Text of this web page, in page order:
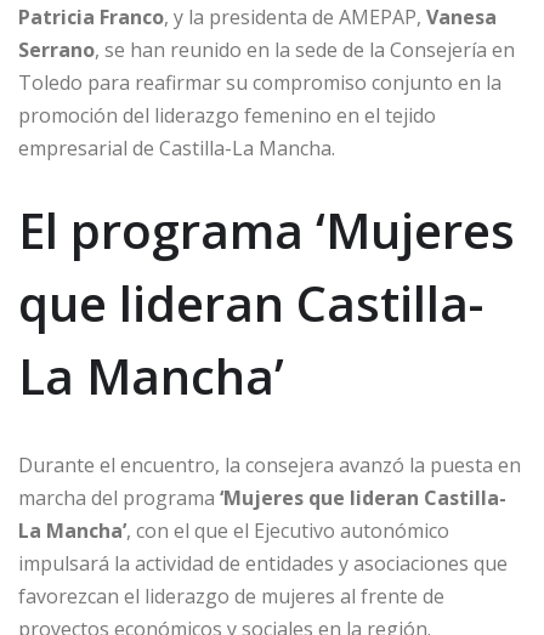
Patricia Franco, y la presidenta de AMEPAP, Vanesa
Serrano, se han reunido en la sede de la Consejería en
Toledo para reafirmar su compromiso conjunto en la
promoción del liderazgo femenino en el tejido
empresarial de Castilla-La Mancha.
El programa ‘Mujeres
que lideran Castilla-
La Mancha’
Durante el encuentro, la consejera avanzó la puesta en
marcha del programa ‘Mujeres que lideran Castilla-
La Mancha’, con el que el Ejecutivo autonómico
impulsará la actividad de entidades y asociaciones que
favorezcan el liderazgo de mujeres al frente de
proyectos económicos y sociales en la región.